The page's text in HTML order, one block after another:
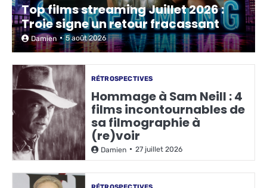
Top films streaming Juillet 2026 :
Troie signe un retour fracassant
Damien 5 août 2026
RÉTROSPECTIVES
Hommage à Sam Neill : 4
films incontournables de
sa filmographie à
(re)voir
Damien 27 juillet 2026